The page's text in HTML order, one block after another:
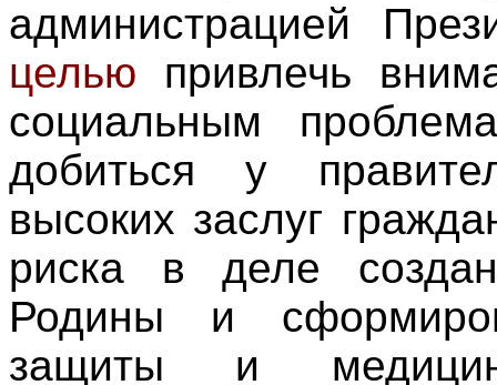
администрацией
целью привлечь
социальным
добиться у
высоких за­слуг
риска в деле
Родины и
защиты и